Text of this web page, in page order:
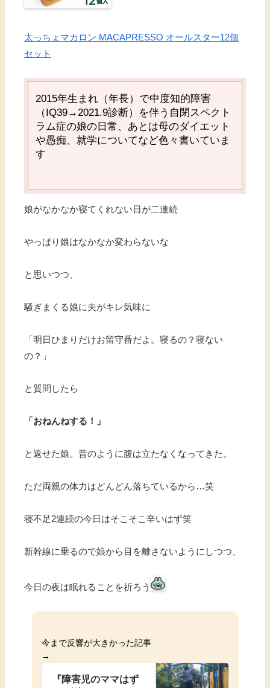
太っちょマカロン MACAPRESSO オールスター12個
セット
2015年生まれ（年長）で中度知的障害
（IQ39→2021.9診断）を伴う自閉スペクト
ラム症の娘の日常、あとは母のダイエット
や愚痴、就学についてなど色々書いていま
す
娘がなかなか寝てくれない日が二連続
やっぱり娘はなかなか変わらないな
と思いつつ、
騒ぎまくる娘に夫がキレ気味に
「明日ひまりだけお留守番だよ。寝るの？寝ない
の？」
と質問したら
「おねんねする！」
と返せた娘。昔のように腹は立たなくなってきた。
ただ両親の体力はどんどん落ちているから…笑
寝不足2連続の今日はそこそこ辛いはず笑
新幹線に乗るので娘から目を離さないようにしつつ、
今日の夜は眠れることを祈ろう
今まで反響が大きかった記事
→
『障害児のママはず